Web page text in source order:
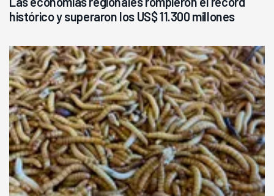
histórico y superaron los US$ 11.300 millones